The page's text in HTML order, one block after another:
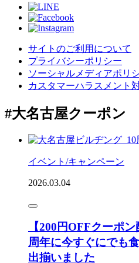
サイトのご利用について
プライバシーポリシー
ソーシャルメディアポリ
カスタマーハラスメント
#大名古屋クーポン
イベント/キャンペーン
2026.03.04
【200円OFFクーポ
周年に今すぐにでも
出揃いました